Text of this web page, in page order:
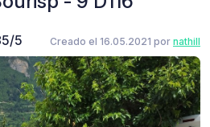
5 Creado el 16.05.2021 por nathill